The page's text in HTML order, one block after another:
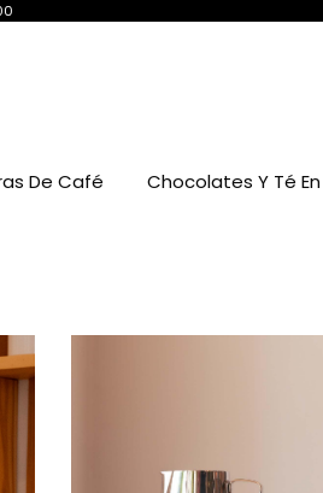
De Café Chocolates Y Té